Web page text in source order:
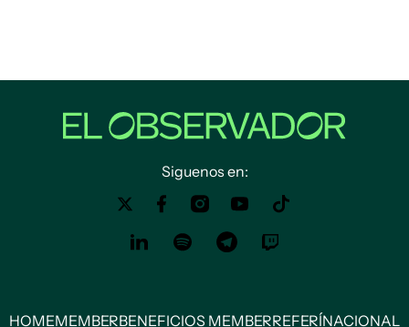
Siguenos en:
HOMEMEMBERBENEFICIOS MEMBERREFERÍNACIONAL